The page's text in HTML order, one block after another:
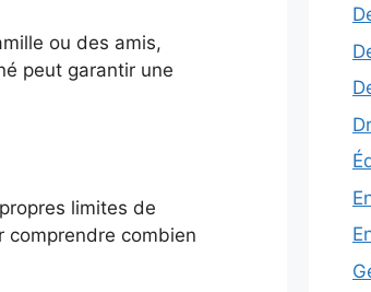
ou des amis,
peut garantir une
limites de
comprendre combien